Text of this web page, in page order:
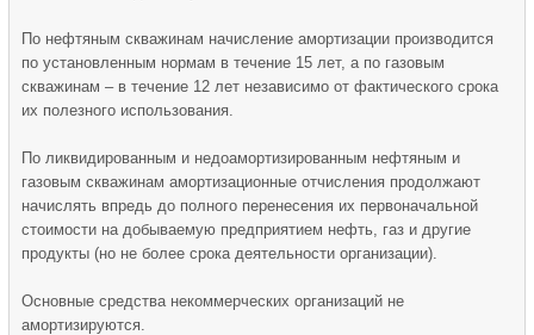
По нефтяным скважинам начисление амортизации производится
по установленным нормам в течение 15 лет, а по газовым
скважинам – в течение 12 лет независимо от фактического срока
их полезного использования.
По ликвидированным и недоамортизированным нефтяным и
газовым скважинам амортизационные отчисления продолжают
начислять впредь до полного перенесения их первоначальной
стоимости на добываемую предприятием нефть, газ и другие
продукты (но не более срока деятельности организации).
Основные средства некоммерческих организаций не
амортизируются.